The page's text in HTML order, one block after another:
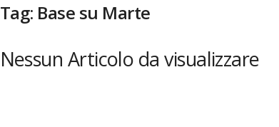
m
t
Tag: Base su Marte
Nessun Articolo da visualizzare